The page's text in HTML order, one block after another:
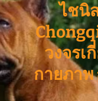
ไชนิ
วงจรเ
กายภาพ